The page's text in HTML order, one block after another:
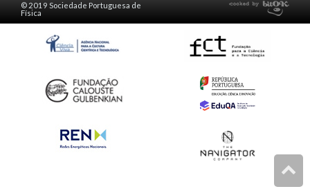
© 2019 Sociedade Portuguesa de
Física